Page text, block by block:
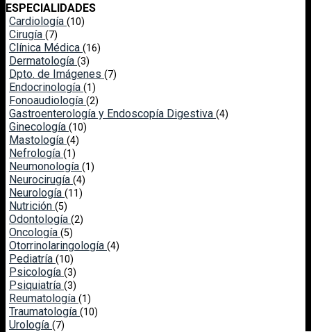
ESPECIALIDADES
Cardiología (10)
Cirugía (7)
Clínica Médica (16)
Dermatología (3)
Dpto. de Imágenes (7)
Endocrinología (1)
Fonoaudiología (2)
Gastroenterología y Endoscopía Digestiva (4)
Ginecología (10)
Mastología (4)
Nefrología (1)
Neumonología (1)
Neurocirugía (4)
Neurología (11)
Nutrición (5)
Odontología (2)
Oncología (5)
Otorrinolaringología (4)
Pediatría (10)
Psicología (3)
Psiquiatría (3)
Reumatología (1)
Traumatología (10)
Urología (7)